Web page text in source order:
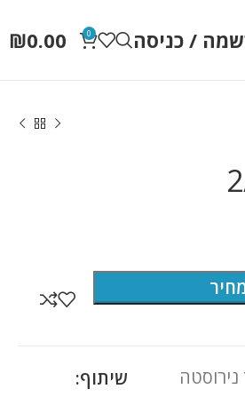
/ כניסה 0
₪0.00
נירוסטה שיתוף: